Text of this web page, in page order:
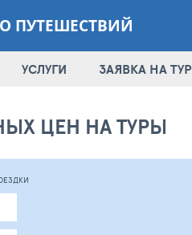
ПУТЕШЕСТВИЙ
УСЛУГИ ЗАЯВКА НА ТУР
ЦЕН НА ТУРЫ